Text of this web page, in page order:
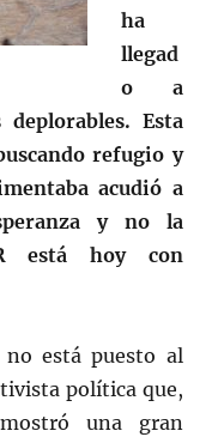
ha
llegad
o a
Esta
refugio y
acudió a
y no la
está hoy con
está puesto al
política que,
una gran